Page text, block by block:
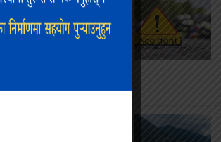
कारण विद्यालयले
यो सहयोगपछि
तालिम आवश्यक
अभिमान ओलीले